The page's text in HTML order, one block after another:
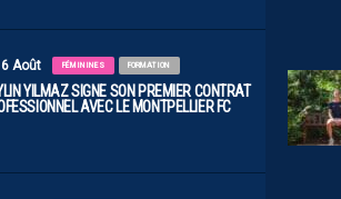
6 Août FÉMININES FORMATION
YILMAZ SIGNE SON PREMIER CONTRAT
AVEC LE MONTPELLIER FC